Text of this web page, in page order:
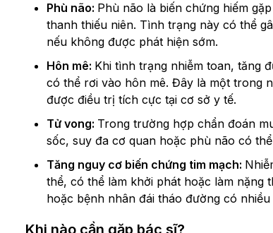
Phù não: Phù não là biến chứng hiếm
thanh thiếu niên. Tình trạng này có thể
nếu không được phát hiện sớm.
Hôn mê: Khi tình trạng nhiễm toan, tăng
có thể rơi vào hôn mê. Đây là một trong
được điều trị tích cực tại cơ sở y tế.
Tử vong: Trong trường hợp chẩn đoán
sốc, suy đa cơ quan hoặc phù não có
Tăng nguy cơ biến chứng tim mạch:
thể, có thể làm khởi phát hoặc làm nặng
hoặc bệnh nhân đái tháo đường có